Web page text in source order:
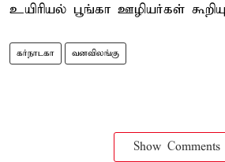
உயிரியல் பூங்கா ஊழியர்கள்
கர்நாடகா வனவிலங்கு
Show Comments